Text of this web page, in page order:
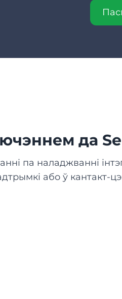
да
па наладжванні
або ў кантакт-